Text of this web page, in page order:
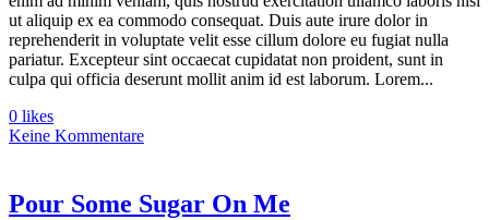
ut aliquip ex ea commodo consequat. Duis aute irure dolor in
reprehenderit in voluptate velit esse cillum dolore eu fugiat nulla
pariatur. Excepteur sint occaecat cupidatat non proident, sunt in
culpa qui officia deserunt mollit anim id est laborum. Lorem...
0 likes
Keine Kommentare
Pour Some Sugar On Me